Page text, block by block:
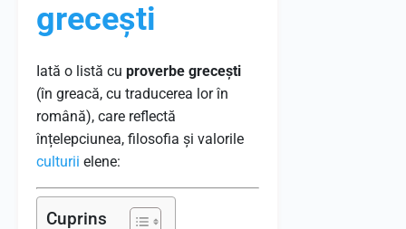
grecești
Iată o listă cu proverbe grecești
(în greacă, cu traducerea lor în
română), care reflectă
înțelepciunea, filosofia și valorile
culturii elene:
Cuprins